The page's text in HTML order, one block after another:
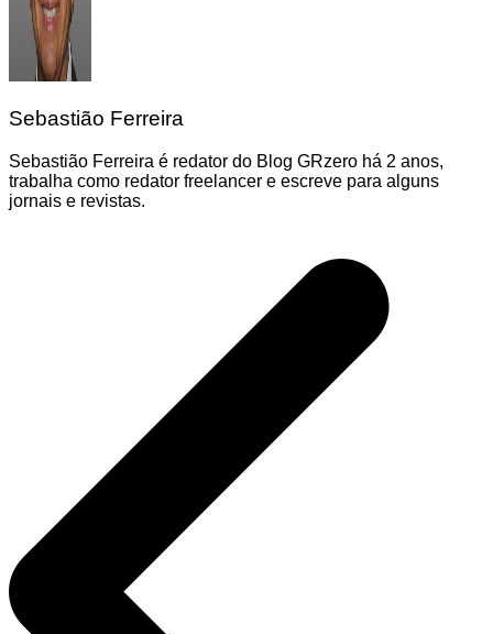
Sebastião Ferreira
Sebastião Ferreira é redator do Blog GRzero há 2 anos,
trabalha como redator freelancer e escreve para alguns
jornais e revistas.